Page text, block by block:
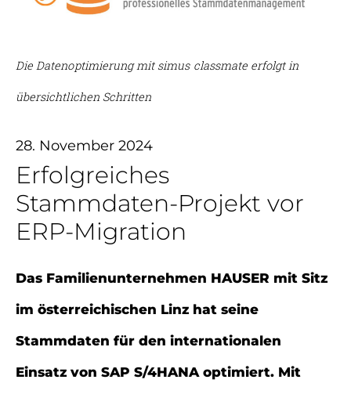
Die Datenoptimierung mit simus classmate erfolgt in
übersichtlichen Schritten
28. November 2024
Erfolgreiches
Stammdaten-Projekt vor
ERP-Migration
Das Familienunternehmen HAUSER mit Sitz
im österreichischen Linz hat seine
Stammdaten für den internationalen
Einsatz von SAP S/4HANA optimiert. Mit